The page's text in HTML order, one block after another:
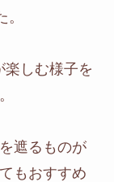
しむ様子を
遮るものが
もおすすめ